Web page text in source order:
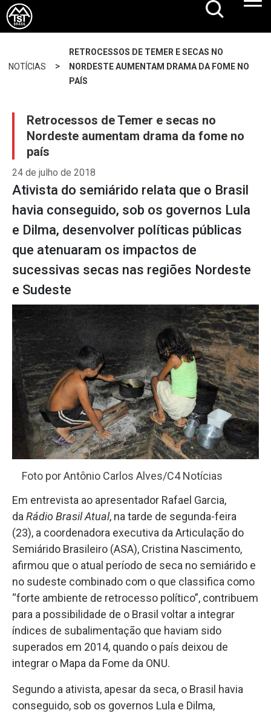
NOTÍCIAS >
RETROCESSOS DE TEMER E SECAS NO
NORDESTE AUMENTAM DRAMA DA FOME NO
PAÍS
Retrocessos de Temer e secas no
Nordeste aumentam drama da fome no
país
24 de julho de 2018
Ativista do semiárido relata que o Brasil
havia conseguido, sob os governos Lula
e Dilma, desenvolver políticas públicas
que atenuaram os impactos de
sucessivas secas nas regiões Nordeste
e Sudeste
Foto por Antônio Carlos Alves/C4 Notícias
Em entrevista ao apresentador Rafael Garcia,
daRádio Brasil Atual, na tarde de segunda-feira
(23), a coordenadora executiva da Articulação do
Semiárido Brasileiro (ASA), Cristina Nascimento,
afirmou que o atual período de seca no semiárido e
no sudeste combinado com o que classifica como
“forte ambiente de retrocesso político”, contribuem
para a possibilidade de o Brasil voltar a integrar
índices de subalimentação que haviam sido
superados em 2014, quando o país deixou de
integrar o Mapa da Fome da ONU.
Segundo a ativista, apesar da seca, o Brasil havia
conseguido, sob os governos Lula e Dilma,